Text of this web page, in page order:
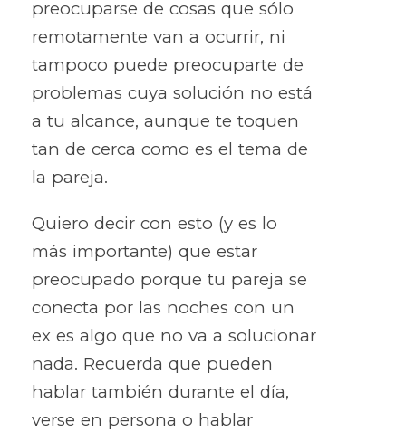
preocuparse de cosas que sólo
remotamente van a ocurrir, ni
tampoco puede preocuparte de
problemas cuya solución no está
a tu alcance, aunque te toquen
tan de cerca como es el tema de
la pareja.
Quiero decir con esto (y es lo
más importante) que estar
preocupado porque tu pareja se
conecta por las noches con un
ex es algo que no va a solucionar
nada. Recuerda que pueden
hablar también durante el día,
verse en persona o hablar